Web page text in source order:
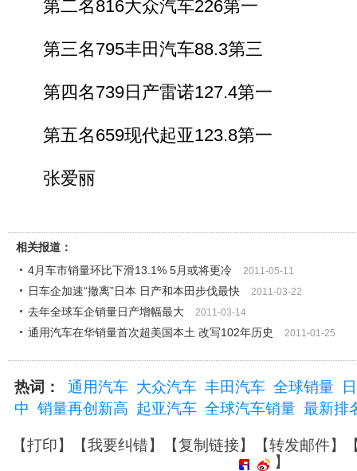
第二名816大众汽车226第一
第三名795丰田汽车88.3第三
第四名739日产雷诺127.4第一
第五名659现代起亚123.8第一
张爱丽
相关报道：
4月车市销量环比下滑13.1% 5月或将更冷
2011-05-11
日车企加速“撤离”日本 日产和本田步伐最快 2011-03-22
去年全球车企销量日产增幅最大 2011-03-14
通用汽车在华销量首次超美国本土 改写102年历史 2011-01-25
热词： 通用汽车 大众汽车 丰田汽车 全球销量
中 销量再创新高 起亚汽车 全球汽车销量 最新排
【打印】【我要纠错】【复制链接】【转发邮件】
】